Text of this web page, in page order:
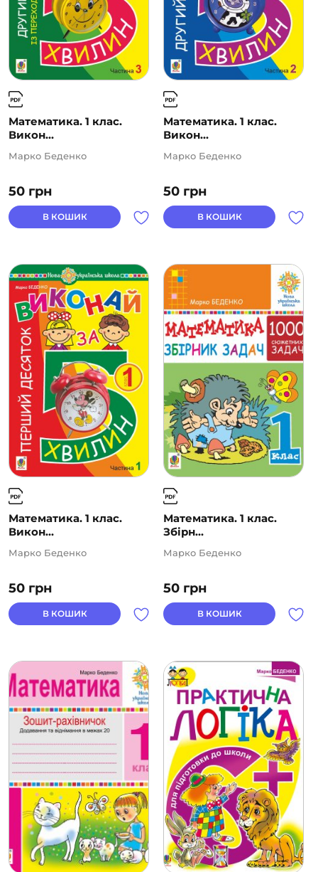
Математика. 1 клас.
Викон...
50 грн
Марко Беденко
В КОШИК
Математика. 1 клас.
Викон...
50 грн
Марко Беденко
В КОШИК
Математика. 1 клас.
Викон...
50 грн
Марко Беденко
В КОШИК
Математика. 1 клас.
Збірн...
50 грн
Марко Беденко
В КОШИК